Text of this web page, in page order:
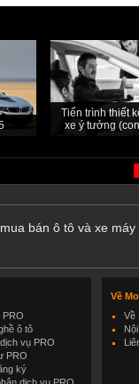
Tiến trình thiết
xe ý tưởng
bán ô tô và xe
PRO
ô tô
vụ PRO
PRO
ký
Về
Về